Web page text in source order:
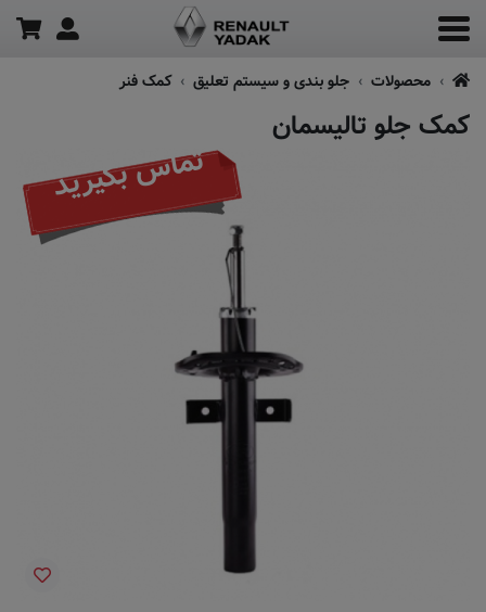
محصولات جلو بندی و سیستم تعلیق کمک فنر
کمک جلو تالیسمان
تماس بگیرید